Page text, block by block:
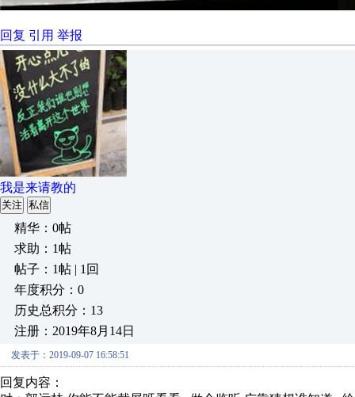
回复 引用 举报
我是来请教的
关注 私信
精华：0帖
求助：1帖
帖子：1帖 | 1回
年度积分：0
历史总积分：13
注册：2019年8月14日
发表于：2019-09-07 16:58:51
回复内容：